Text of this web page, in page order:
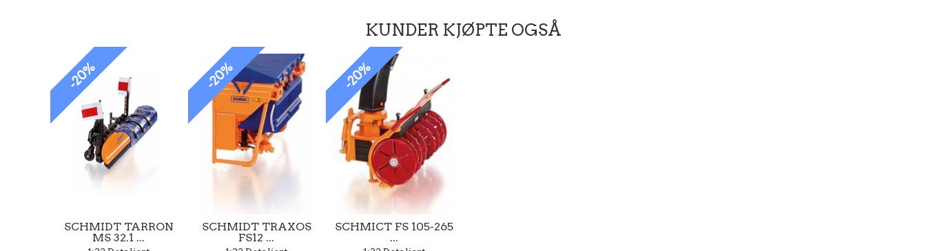
KUNDER KJØPTE OGSÅ
-20%
SCHMIDT TARRON
MS 32.1 ...
-20%
SCHMIDT TRAXOS
FS12 ...
-20%
SCHMICT FS 105-265
...